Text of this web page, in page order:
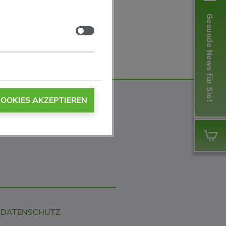
Gesunde News für Sie!
DATENSCHUTZ
Zustimmen
AKZEPTIEREN